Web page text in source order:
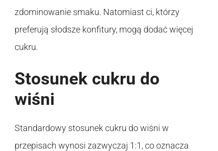
zdominowanie smaku. Natomiast ci, którzy
preferują słodsze konfitury, mogą dodać więcej
cukru.
Stosunek cukru do
wiśni
Standardowy stosunek cukru do wiśni w
przepisach wynosi zazwyczaj 1:1, co oznacza